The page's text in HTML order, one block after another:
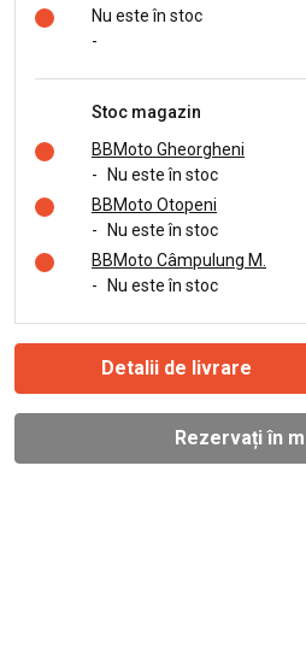
Nu este în stoc
-
Stoc magazin
BBMoto Gheorgheni
-
Nu este în stoc
BBMoto Otopeni
-
Nu este în stoc
BBMoto Câmpulung M.
-
Nu este în stoc
Detalii de livrare
Rezervați în